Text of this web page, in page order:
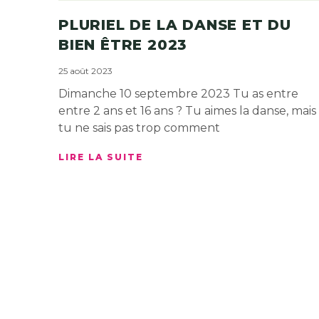
PLURIEL DE LA DANSE ET DU
BIEN ÊTRE 2023
25 août 2023
Dimanche 10 septembre 2023 Tu as entre
entre 2 ans et 16 ans ? Tu aimes la danse, mais
tu ne sais pas trop comment
LIRE LA SUITE